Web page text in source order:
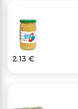
2.13 €